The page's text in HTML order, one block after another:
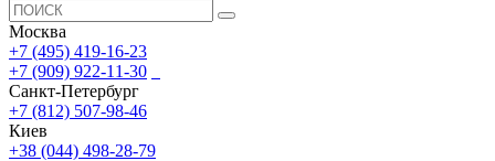
Москва
+7 (495) 419-16-23
+7 (909) 922-11-30
Санкт-Петербург
+7 (812) 507-98-46
Киев
+38 (044) 498-28-79